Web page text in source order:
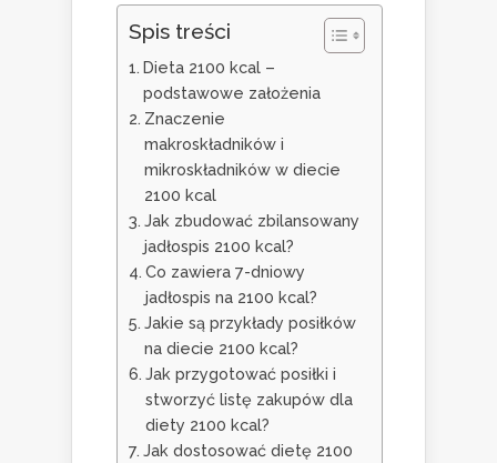
Spis treści
Dieta 2100 kcal –
podstawowe założenia
Znaczenie
makroskładników i
mikroskładników w diecie
2100 kcal
Jak zbudować zbilansowany
jadłospis 2100 kcal?
Co zawiera 7-dniowy
jadłospis na 2100 kcal?
Jakie są przykłady posiłków
na diecie 2100 kcal?
Jak przygotować posiłki i
stworzyć listę zakupów dla
diety 2100 kcal?
Jak dostosować dietę 2100